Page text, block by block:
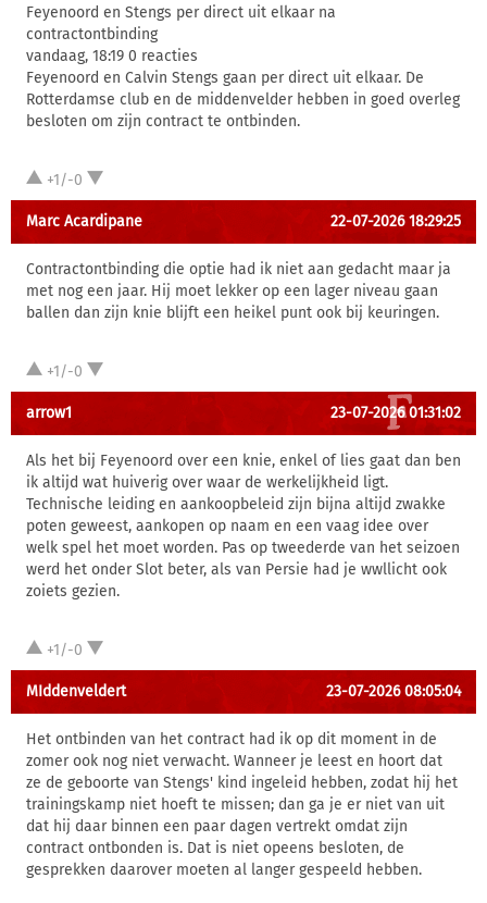
Feyenoord en Stengs per direct uit elkaar na
contractontbinding
vandaag, 18:19 0 reacties
Feyenoord en Calvin Stengs gaan per direct uit elkaar. De
Rotterdamse club en de middenvelder hebben in goed overleg
besloten om zijn contract te ontbinden.
+1/-0
Marc Acardipane 22-07-2026 18:29:25
Contractontbinding die optie had ik niet aan gedacht maar ja
met nog een jaar. Hij moet lekker op een lager niveau gaan
ballen dan zijn knie blijft een heikel punt ook bij keuringen.
+1/-0
arrow1 23-07-2026 01:31:02
Als het bij Feyenoord over een knie, enkel of lies gaat dan ben
ik altijd wat huiverig over waar de werkelijkheid ligt.
Technische leiding en aankoopbeleid zijn bijna altijd zwakke
poten geweest, aankopen op naam en een vaag idee over
welk spel het moet worden. Pas op tweederde van het seizoen
werd het onder Slot beter, als van Persie had je wwllicht ook
zoiets gezien.
+1/-0
MIddenveldert 23-07-2026 08:05:04
Het ontbinden van het contract had ik op dit moment in de
zomer ook nog niet verwacht. Wanneer je leest en hoort dat
ze de geboorte van Stengs' kind ingeleid hebben, zodat hij het
trainingskamp niet hoeft te missen; dan ga je er niet van uit
dat hij daar binnen een paar dagen vertrekt omdat zijn
contract ontbonden is. Dat is niet opeens besloten, de
gesprekken daarover moeten al langer gespeeld hebben.